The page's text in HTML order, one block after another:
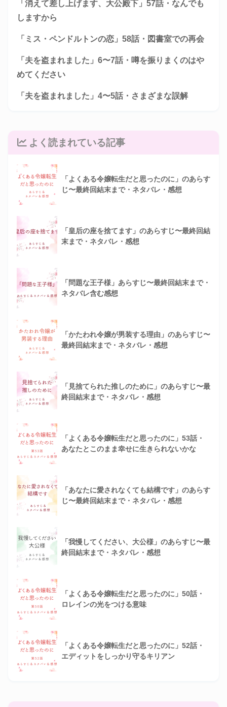
「消えて差し上げます、大公殿下」57話・なんでも
しますから
「ミス・ペンドルトンの恋」58話・図書室での再会
「夫を盗まれました」6〜7話・噂を振りまくのはや
めてください
「夫を盗まれました」4〜5話・さまざまな誤解
よく読まれている記事
「よくある令嬢転生だと思ったのに」のあらす
じ〜最終回結末まで・ネタバレ・感想
「皇后の座を捨てます」のあらすじ〜最終回結
末まで・ネタバレ・感想
「問題な王子様」あらすじ〜最終回結末まで・
ネタバレ含む感想
「かたわれ令嬢が男装する理由」のあらすじ〜
最終回結末まで・ネタバレ・感想
「見捨てられた推しのために」のあらすじ〜最
終回結末まで・ネタバレ・感想
「よくある令嬢転生だと思ったのに」53話・
あなたとこのまま幸せに生きられないかな
「あなたに愛されなくても結構です」のあらす
じ〜最終回結末まで・ネタバレ・感想
「我慢してください、大公様」のあらすじ〜最
終回結末まで・ネタバレ・感想
「よくある令嬢転生だと思ったのに」50話・
ロレインの光をつける意味
「よくある令嬢転生だと思ったのに」52話・
エディットをしっかり守るキリアン